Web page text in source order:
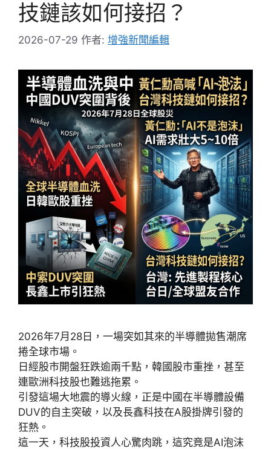
技鏈該如何接招？
2026-07-29 作者: 增強新聞編輯
2026年7月28日，一場突如其來的半導體拋售潮席
捲全球市場。
日經股市開盤狂跌逾兩千點，韓國股市重挫，甚至
連歐洲科技股也難逃拖累。
引發這場大地震的導火線，正是中國在半導體設備
DUV的自主突破，以及長鑫科技在A股掛牌引發的
狂熱。
這一天，科技股投資人心驚肉跳，這究竟是AI泡沫